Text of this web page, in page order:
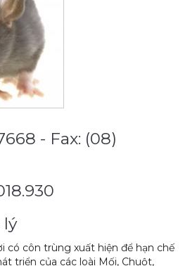
- Fax: (08)
lý
có côn trùng xuất hiện để hạn chế
triển của các loài Mối, Chuột,